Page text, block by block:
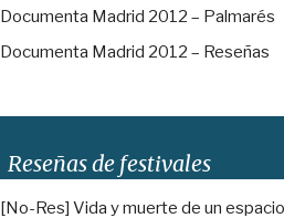
Documenta Madrid 2012 – Palmarés
Documenta Madrid 2012 – Reseñas
Reseñas de festivales
[No-Res] Vida y muerte de un